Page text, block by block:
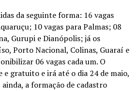
da seguinte forma: 16 vagas
10 vagas para Palmas; 08
Gurupi e Dianópolis; já os
Porto Nacional, Colinas, Guaraí e
06 vagas cada um. O
e gratuito e irá até o dia 24 de maio,
ainda, a formação de cadastro